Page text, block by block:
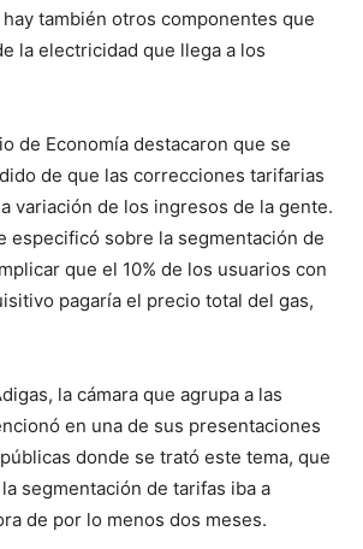
también otros componentes que
la electricidad que llega a los
de Economía destacaron que se
de que las correcciones tarifarias
variación de los ingresos de la gente.
especificó sobre la segmentación de
que el 10% de los usuarios con
pagaría el precio total del gas,
la cámara que agrupa a las
en una de sus presentaciones
donde se trató este tema, que
segmentación de tarifas iba a
de por lo menos dos meses.